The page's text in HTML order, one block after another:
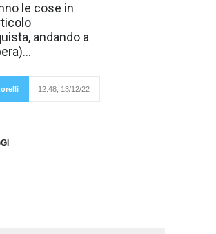
le cose in
andando a
12:48, 13/12/22